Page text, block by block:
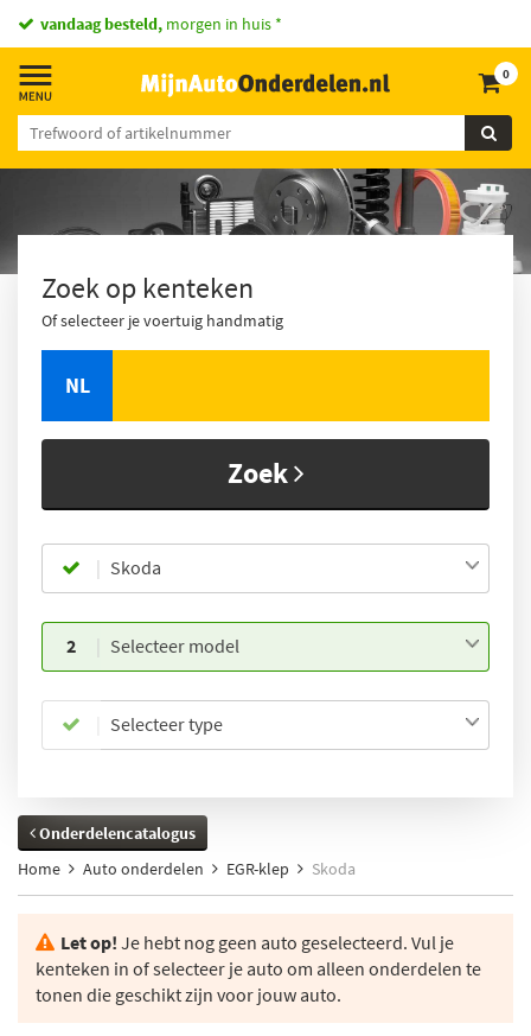
vandaag besteld, morgen in huis *
0
Zoek op kenteken
Of selecteer je voertuig handmatig
NL
Zoek
Skoda
2 Selecteer model
Selecteer type
Onderdelencatalogus
Home
Auto onderdelen EGR-klep Skoda
Let op! Je hebt nog geen auto geselecteerd. Vul je
kenteken in of selecteer je auto om alleen onderdelen te
tonen die geschikt zijn voor jouw auto.